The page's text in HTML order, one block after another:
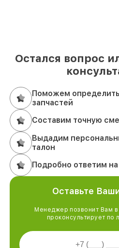
Остался вопрос
Поможем
запчастей
Составим точную
Выдадим
талон
Подробно ответим
Оставьте
Менеджер позвонит Вам в
проконсультирует по